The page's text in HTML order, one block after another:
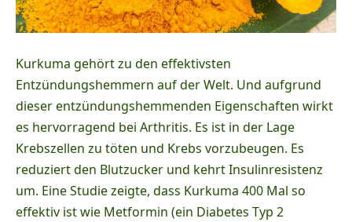
Kurkuma gehört zu den effektivsten
Entzündungshemmern auf der Welt. Und aufgrund
dieser entzündungshemmenden Eigenschaften wirkt
es hervorragend bei Arthritis. Es ist in der Lage
Krebszellen zu töten und Krebs vorzubeugen. Es
reduziert den Blutzucker und kehrt Insulinresistenz
um. Eine Studie zeigte, dass Kurkuma 400 Mal so
effektiv ist wie Metformin (ein Diabetes Typ 2